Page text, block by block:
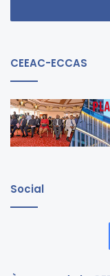
CEEAC-ECCAS
Social